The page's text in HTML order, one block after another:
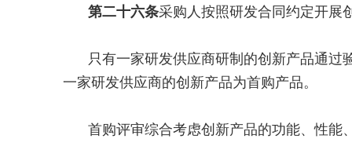
第二十六条采购人按照研发合同约定开展
只有一家研发供应商研制的创新产品通
一家研发供应商的创新产品为首购产品。
首购评审综合考虑创新产品的功能、性能